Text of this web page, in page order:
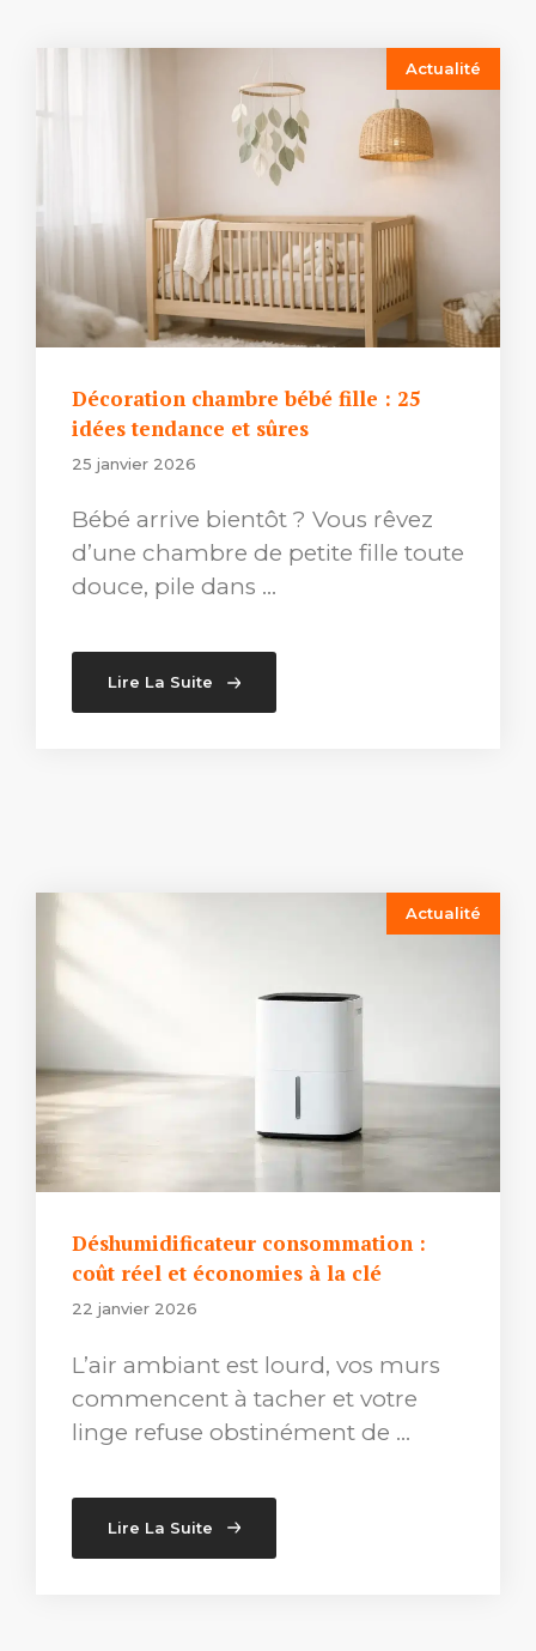
Actualité
Décoration chambre bébé fille : 25
idées tendance et sûres
25 janvier 2026
Bébé arrive bientôt ? Vous rêvez
d’une chambre de petite fille toute
douce, pile dans …
Lire La Suite
Actualité
Déshumidificateur consommation :
coût réel et économies à la clé
22 janvier 2026
L’air ambiant est lourd, vos murs
commencent à tacher et votre
linge refuse obstinément de …
Lire La Suite